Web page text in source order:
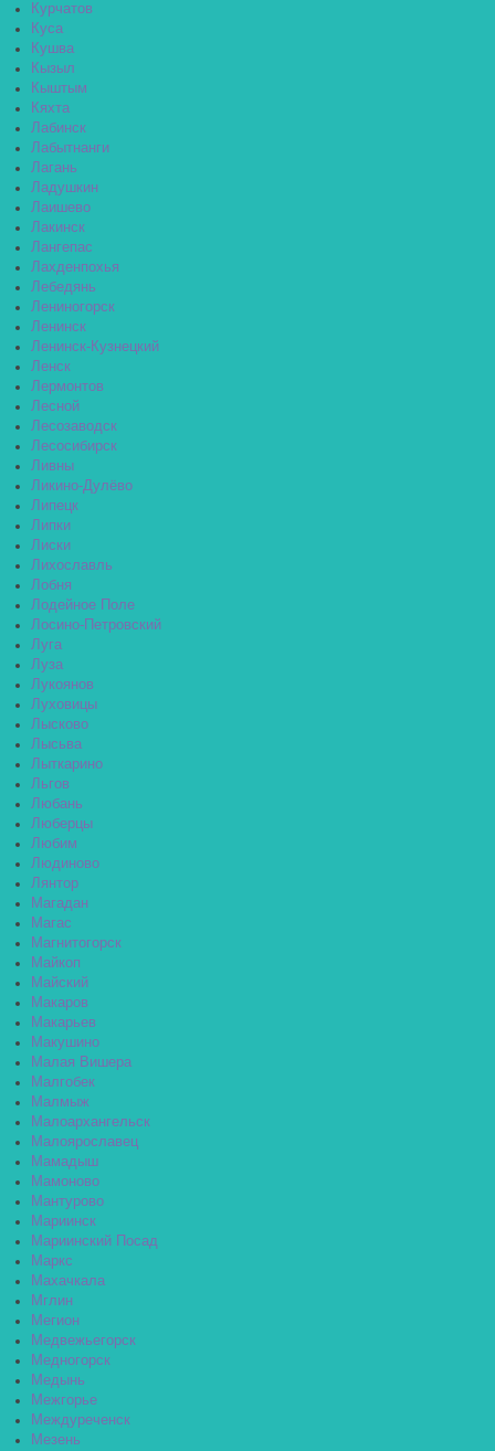
Курчатов
Куса
Кушва
Кызыл
Кыштым
Кяхта
Лабинск
Лабытнанги
Лагань
Ладушкин
Лаишево
Лакинск
Лангепас
Лахденпохья
Лебедянь
Лениногорск
Ленинск
Ленинск-Кузнецкий
Ленск
Лермонтов
Лесной
Лесозаводск
Лесосибирск
Ливны
Ликино-Дулёво
Липецк
Липки
Лиски
Лихославль
Лобня
Лодейное Поле
Лосино-Петровский
Луга
Луза
Лукоянов
Луховицы
Лысково
Лысьва
Лыткарино
Льгов
Любань
Люберцы
Любим
Людиново
Лянтор
Магадан
Магас
Магнитогорск
Майкоп
Майский
Макаров
Макарьев
Макушино
Малая Вишера
Малгобек
Малмыж
Малоархангельск
Малоярославец
Мамадыш
Мамоново
Мантурово
Мариинск
Мариинский Посад
Маркс
Махачкала
Мглин
Мегион
Медвежьегорск
Медногорск
Медынь
Межгорье
Междуреченск
Мезень